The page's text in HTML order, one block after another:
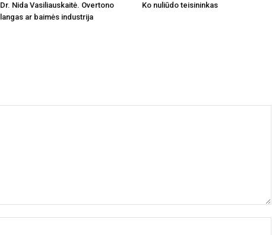
Dr. Nida Vasiliauskaitė. Overtono
langas ar baimės industrija
Ko nuliūdo teisininkas